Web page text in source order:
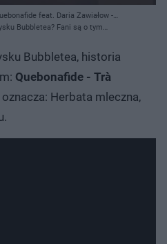
feat. Daria Zawiałow -
QueQuality/ Archiwum
Bubbletea? Fani są o tym
Bubbletea, historia
Quebonafide - Trà
oznacza: Herbata mleczna,